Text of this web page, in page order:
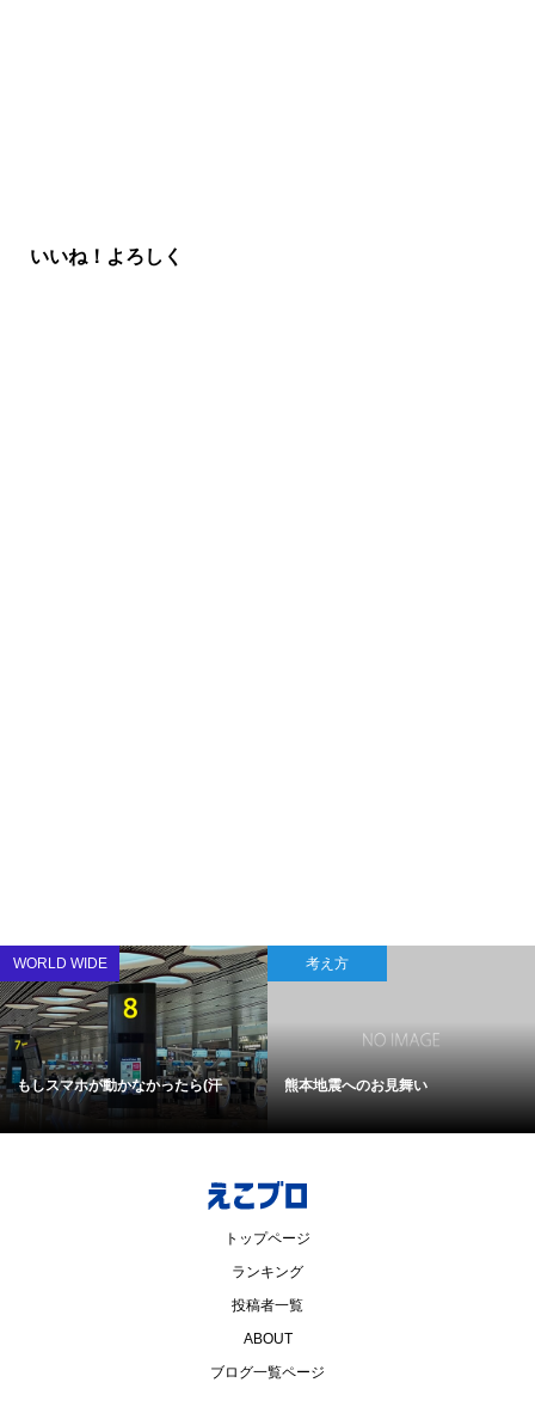
いいね！よろしく
WORLD WIDE
もしスマホが動かなかったら(汗
考え方
熊本地震へのお見舞い
トップページ
ランキング
投稿者一覧
ABOUT
ブログ一覧ページ